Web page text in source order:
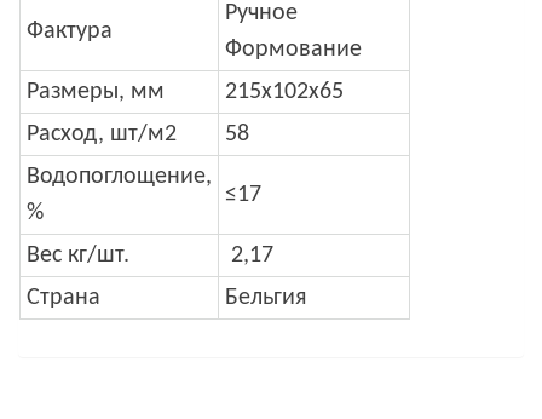
Фактура
Ручное
Формование
Размеры, мм
215x102x65
Расход, шт/м2
58
Водопоглощение,
%
≤17
Вес кг/шт.
2,17
Страна
Бельгия